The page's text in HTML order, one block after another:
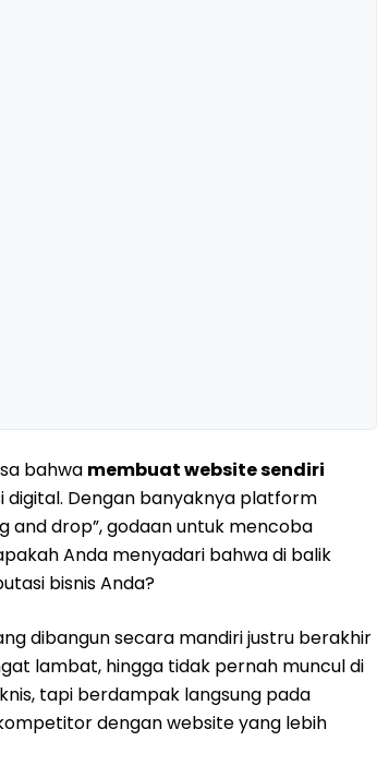
bahwa membuat website sendiri
Dengan banyaknya platform
and drop”, godaan untuk mencoba
Anda menyadari bahwa di balik
bisnis Anda?
dibangun secara mandiri justru berakhir
lambat, hingga tidak pernah muncul di
tapi berdampak langsung pada
dengan website yang lebih